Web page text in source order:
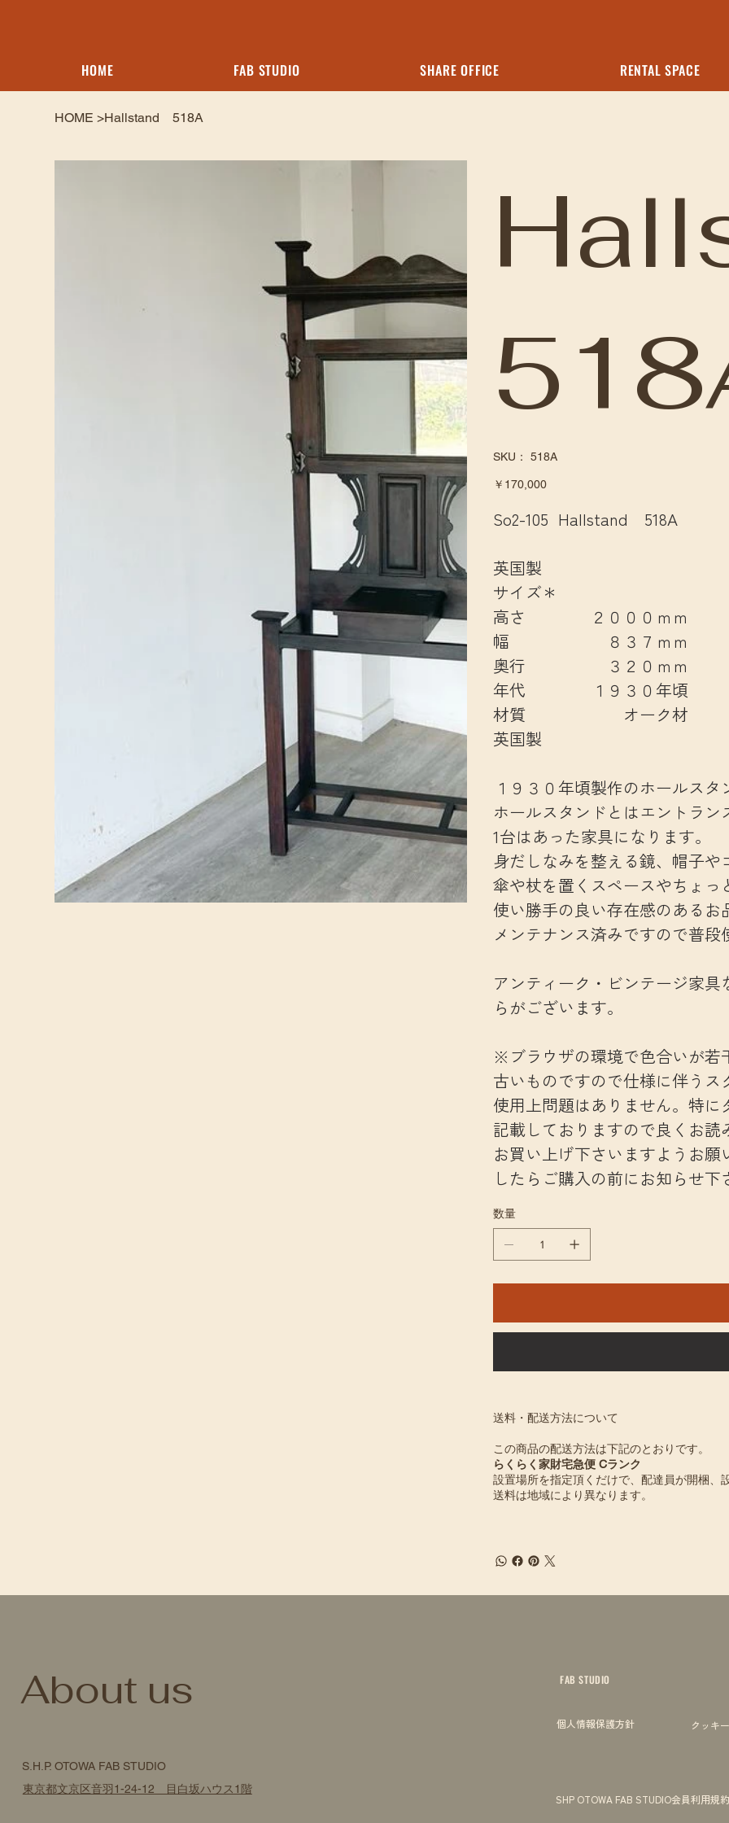
HOME FAB STUDIO SHARE OFFICE RENTAL SPACE
HOME >Hallstand 518A
SKU：
SKU：
518A
価
￥170,000
So2-105 Hallstand 518A
英国製
サイズ＊
高さ ２０００ｍｍ
幅 ８３７ｍｍ
奥行 ３２０ｍｍ
年代 １９３０年頃
材質 オーク材
英国製
１９３０年頃製作のホールス
ホールスタンドとはエントラ
1台はあった家具になります。
身だしなみを整える鏡、帽子
傘や杖を置くスペースやちょっ
使い勝手の良い存在感のあるお
メンテナンス済みですので普
アンティーク・ビンテージ家
らがございます。
※ブラウザの環境で色合いが若
古いものですので仕様に伴う
使用上問題はありません。特
記載しておりますので良くお
お買い上げ下さいますようお
したらご購入の前にお知らせ下
数量
送料・配送方法について
この商品の配送方法は下記のとおりです。
らくらく家財宅急便 Cランク
設置場所を指定頂くだけで、配達員が開梱、
送料は地域により異なります。
FAB STUDIO
個人情報保護方針 クッキ
SHP OTOWA FAB STUDIO会員利用規
S.H.P. OTOWA FAB STUDIO
東京都文京区音羽1-24-12 目白坂ハウス1階
​About us